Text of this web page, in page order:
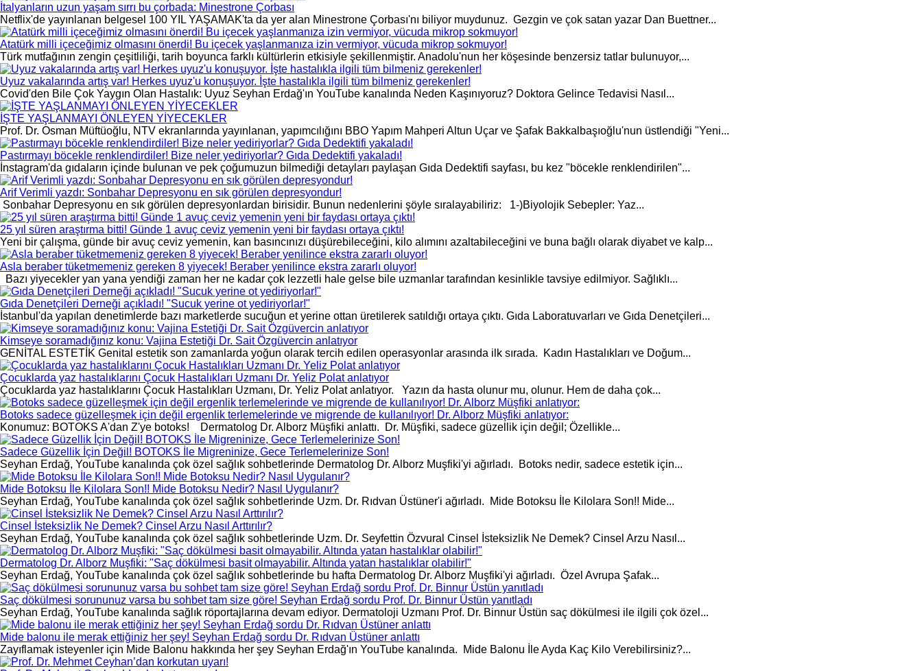
İtalyanların uzun yaşam sırrı bu çorbada: Minestrone Çorbası
Netflix'de yayınlanan belgesel 100 YIL YAŞAMAK'ta da yer alan Minestrone Çorbası'nı biliyor muydunuz. Gezgin ve çok satan yazar Dan Buettner...
Atatürk milli içeceğimiz olmasını önerdi! Bu içecek yaşlanmanıza izin vermiyor, vücuda mikrop sokmuyor!
Türk mutfağının zengin çeşitliliği, tarih boyunca farklı kültürlerin etkisiyle şekillenmiştir. Anadolu'nun her köşesinde benzersiz tatlar bulunuyor,...
Uyuz vakalarında artış var! Herkes uyuz'u konuşuyor. İşte hastalıkla ilgili tüm bilmeniz gerekenler!
Covid'den Bile Çok Yaygın Olan Hastalık: Uyuz Seyhan Erdağ'ın YouTube kanalında Neden Kaşınıyoruz? Doktora Gelince Tedavisi Nasıl...
İŞTE YAŞLANMAYI ÖNLEYEN YİYECEKLER
Prof. Dr. Osman Müftüoğlu, NTV ekranlarında yayınlanan, yapımcılığını BBO Yapım Mahperi Altun Uçar ve Şafak Bakkalbaşıoğlu'nun üstlendiği "Yeni...
Pastırmayı böcekle renklendirdiler! Bize neler yediriyorlar? Gıda Dedektifi yakaladı!
İnstagram'da gıdaların içinde bulunan ve pek çoğumuzun bilmediği detayları paylaşan Gıda Dedektifi sayfası, bu kez "böcekle renklendirilen"...
Arif Verimli yazdı: Sonbahar Depresyonu en sık görülen depresyondur!
Sonbahar Depresyonu en sık görülen depresyonlardan birisidir. Bunun nedenlerini şöyle sıralayabiliriz: 1-)Biyolojik Sebepler: Yaz...
25 yıl süren araştırma bitti! Günde 1 avuç ceviz yemenin yeni bir faydası ortaya çıktı!
Yeni bir çalışma, günde bir avuç ceviz yemenin, kan basıncınızı düşürebileceğini, kilo alımını azaltabileceğini ve buna bağlı olarak diyabet ve kalp...
Asla beraber tüketmemeniz gereken 8 yiyecek! Beraber yenilince ekstra zararlı oluyor!
Bazı yiyecekler yan yana yendiği zaman her ne kadar çok lezzetli hale gelse bile uzmanlar tarafından kesinlikle tavsiye edilmiyor. Sağlıklı...
Gıda Denetçileri Derneği açıkladı! "Sucuk yerine ot yediriyorlar!"
İstanbul'da yapılan denetimlerde bazı marketlerde sucuğun et yerine ottan üretilerek satıldığı ortaya çıktı. Gıda Laboratuvarları ve Gıda Denetçileri...
Kimseye soramadığınız konu: Vajina Estetiği Dr. Sait Özgüvercin anlatıyor
GENİTAL ESTETİK Genital estetik son zamanlarda yoğun olarak tercih edilen operasyonlar arasında ilk sırada. Kadın Hastalıkları ve Doğum...
Çocuklarda yaz hastalıklarını Çocuk Hastalıkları Uzmanı Dr. Yeliz Polat anlatıyor
Çocuklarda yaz hastalıklarını Çocuk Hastalıkları Uzmanı, Dr. Yeliz Polat anlatıyor. Yazın da hasta olunur mu, olunur. Hem de daha çok...
Botoks sadece güzelleşmek için değil ergenlik terlemelerinde ve migrende de kullanılıyor! Dr. Alborz Müşfiki anlatıyor:
Konumuz: BOTOKS A'dan Z'ye botoks! Dermatolog Dr. Alborz Müşfiki anlattı. Dr. Müşfiki, sadece güzellik için değil; Özellikle...
Sadece Güzellik İçin Değil! BOTOKS İle Migreninize, Gece Terlemelerinize Son!
Seyhan Erdağ, YouTube kanalında çok özel sağlık sohbetlerinde Dermatolog Dr. Alborz Muşfiki'yi ağırladı. Botoks nedir, sadece estetik için...
Mide Botoksu İle Kilolara Son!! Mide Botoksu Nedir? Nasıl Uygulanır?
Seyhan Erdağ, YouTube kanalında çok özel sağlık sohbetlerinde Uzm. Dr. Rıdvan Üstüner'i ağırladı. Mide Botoksu İle Kilolara Son!! Mide...
Cinsel İsteksizlik Ne Demek? Cinsel Arzu Nasıl Arttırılır?
Seyhan Erdağ, YouTube kanalında çok özel sağlık sohbetlerinde Uzm. Dr. Seyfettin Özvural Cinsel İsteksizlik Ne Demek? Cinsel Arzu Nasıl...
Dermatolog Dr. Alborz Muşfiki: "Saç dökülmesi basit olmayabilir. Altında yatan hastalıklar olabilir!"
Seyhan Erdağ, YouTube kanalında çok özel sağlık sohbetlerinde bu hafta Dermatolog Dr. Alborz Muşfiki'yi ağırladı. Özel Avrupa Şafak...
Saç dökülmesi sorununuz varsa bu sohbet tam size göre! Seyhan Erdağ sordu Prof. Dr. Binnur Üstün yanıtladı
Seyhan Erdağ, YouTube kanalında sağlık röportajlarına devam ediyor. Dermatoloji Uzmanı Prof. Dr. Binnur Üstün saç dökülmesi ile ilgili çok özel...
Mide balonu ile merak ettiğiniz her şey! Seyhan Erdağ sordu Dr. Rıdvan Üstüner anlattı
Zayıflamak isteyenler için Mide Balonu hakkında her şey Seyhan Erdağ'ın YouTube kanalında. Mide Balonu İle Ayda Kaç Kilo Verebilirsiniz?...